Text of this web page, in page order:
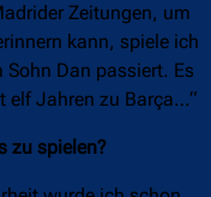
Zeitungen, um
kann, spiele ich
Dan passiert. Es
elf Jahren zu Barça…“
zu spielen?